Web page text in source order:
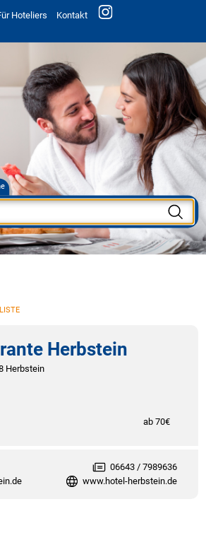
Hoteliers
Kontakt
Herbstein
Herbstein
ab 70€
06643 / 7989636
www.hotel-herbstein.de